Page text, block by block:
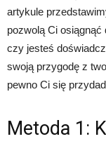
artykule
pozwolą Ci osiągnąć
czy jesteś
swoją przygodę z
pewno Ci się
Metoda 1: